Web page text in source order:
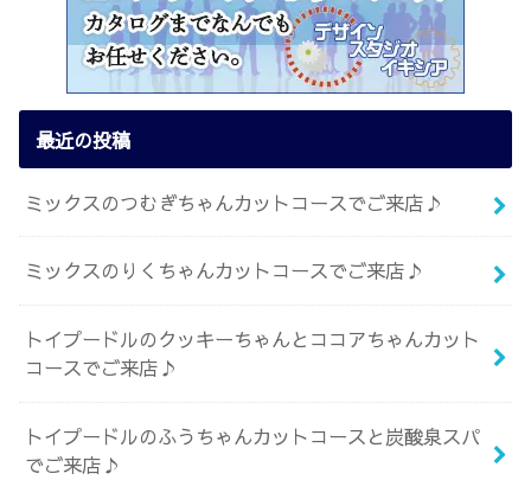
最近の投稿
ミックスのつむぎちゃんカットコースでご来店♪
ミックスのりくちゃんカットコースでご来店♪
トイプードルのクッキーちゃんとココアちゃんカット
コースでご来店♪
トイプードルのふうちゃんカットコースと炭酸泉スパ
でご来店♪